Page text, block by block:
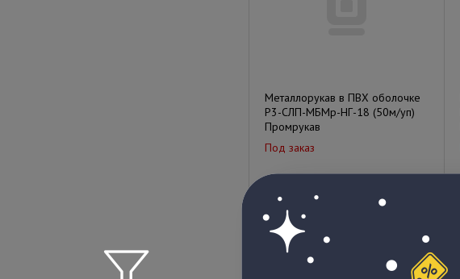
Металлорукав в ПВХ оболочке
Р3-СЛП-МБМр-НГ-18 (50м/уп)
Промрукав
Под заказ